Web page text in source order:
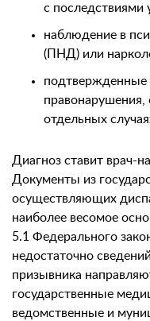
с последствиями
наблюдение в
(ПНД) или
подтвержденные
правонарушения,
отдельных
Диагноз ставит врач-
Документы из
осуществляющих
наиболее весомое
5.1 Федерального
недостаточно
призывника
государственные
ведомственные и